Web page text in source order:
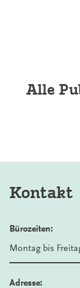
Alle
Kontakt
Bürozeiten:
Montag bis
Adresse: